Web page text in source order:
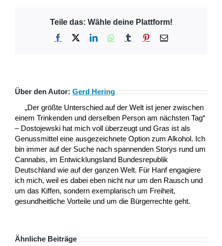
Teile das: Wähle deine Plattform!
Facebook LinkedInWhatsApp
Tumblr Pinterest
E-
Über den Autor: Gerd Hering
„Der größte Unterschied auf der Welt ist jener zwischen
einem Trinkenden und derselben Person am nächsten Tag“
– Dostojewski hat mich voll überzeugt und Gras ist als
Genussmittel eine ausgezeichnete Option zum Alkohol. Ich
bin immer auf der Suche nach spannenden Storys rund um
Cannabis, im Entwicklungsland Bundesrepublik
Deutschland wie auf der ganzen Welt. Für Hanf engagiere
ich mich, weil es dabei eben nicht nur um den Rausch und
um das Kiffen, sondern exemplarisch um Freiheit,
gesundheitliche Vorteile und um die Bürgerrechte geht.
Ähnliche Beiträge